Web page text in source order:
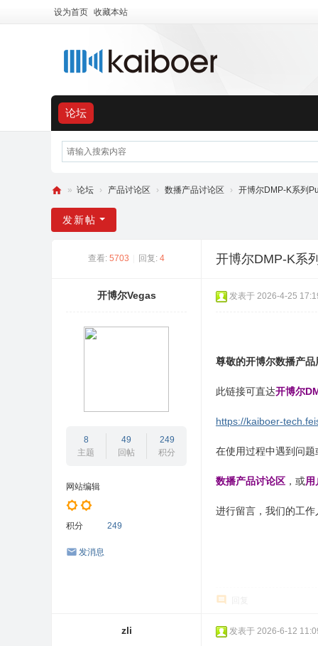
设为首页 收藏本站
论坛
开
博
» 论坛 › 产品讨论区 › 数播产品讨论区 › 开博尔DMP-K系列
发新帖
查看: 5703 回复: 4 开博尔DMP-K系
开博尔Vegas
8
主题
49
回帖
249
积分
网站编辑
积分 249
发消息
发表于 2026-4-25
尊敬的开博尔数播产品
此链接可直达开博尔
https://kaiboer-
在使用过程中遇到问题
数播产品讨论区 ，或用
进行留言，我们的工作
zli 发表于 2026-6-12